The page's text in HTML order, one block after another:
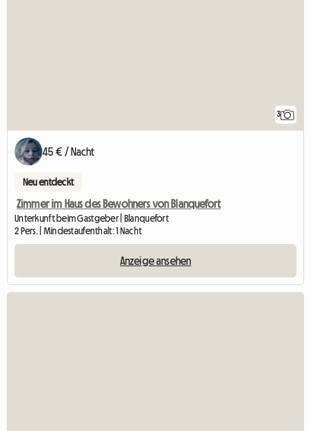
3
45 € / Nacht
Neu entdeckt
Zimmer im Haus des Bewohners von Blanquefort
Unterkunft beim Gastgeber | Blanquefort
2 Pers. | Mindestaufenthalt: 1 Nacht
Anzeige ansehen